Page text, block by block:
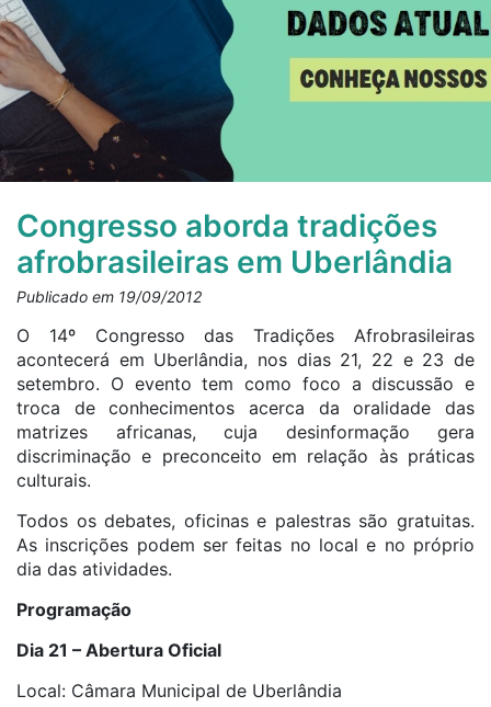
Congresso aborda tradições
afrobrasileiras em Uberlândia
Publicado em 19/09/2012
O 14º Congresso das Tradições Afrobrasileiras
acontecerá em Uberlândia, nos dias 21, 22 e 23 de
setembro. O evento tem como foco a discussão e
troca de conhecimentos acerca da oralidade das
matrizes africanas, cuja desinformação gera
discriminação e preconceito em relação às práticas
culturais.
Todos os debates, oficinas e palestras são gratuitas.
As inscrições podem ser feitas no local e no próprio
dia das atividades.
Programação
Dia 21 – Abertura Oficial
Local: Câmara Municipal de Uberlândia